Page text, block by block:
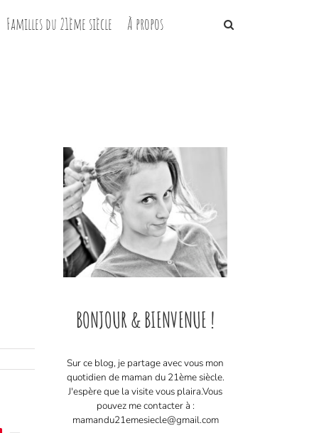
Familles du 21ème siècle À propos
BONJOUR & BIENVENUE !
Sur ce blog, je partage avec vous mon
quotidien de maman du 21ème siècle.
J'espère que la visite vous plaira. ​ Vous
pouvez me contacter à :
mamandu21emesiecle@gmail.com